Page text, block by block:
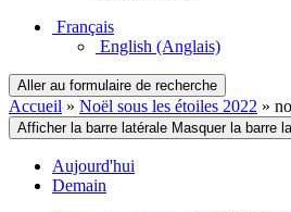
Français
English (Anglais)
Aller au formulaire de recherche
Accueil » Noël sous les étoiles 2022 »
Afficher la barre latérale Masquer la barre
Aujourd'hui
Demain